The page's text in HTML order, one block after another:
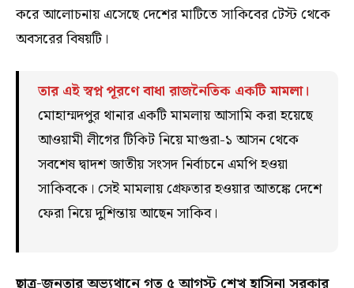
করে আলোচনায় এসেছে দেশের মাটিতে সাকিবের টেস্ট থেকে
অবসরের বিষয়টি।
তার এই স্বপ্ন পূরণে বাধা রাজনৈতিক একটি মামলা।
মোহাম্মদপুর থানার একটি মামলায় আসামি করা হয়েছে
আওয়ামী লীগের টিকিট নিয়ে মাগুরা-১ আসন থেকে
সবশেষ দ্বাদশ জাতীয় সংসদ নির্বাচনে এমপি হওয়া
সাকিবকে। সেই মামলায় গ্রেফতার হওয়ার আতঙ্কে দেশে
ফেরা নিয়ে দুশিন্তায় আছেন সাকিব।